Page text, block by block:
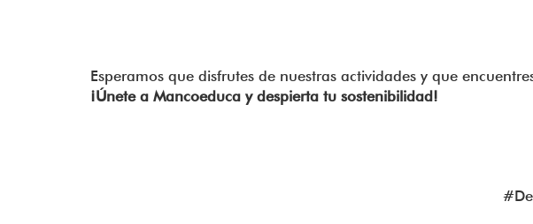
Esperamos que disfrutes de nuestras actividades y que
¡Únete a Mancoeduca y despierta tu sostenibilidad!